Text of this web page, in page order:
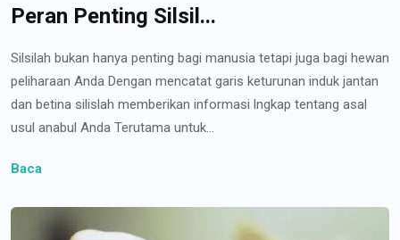
Peran Penting Silsil...
Silsilah bukan hanya penting bagi manusia tetapi juga bagi hewan
peliharaan Anda Dengan mencatat garis keturunan induk jantan
dan betina silislah memberikan informasi lngkap tentang asal
usul anabul Anda Terutama untuk...
Baca